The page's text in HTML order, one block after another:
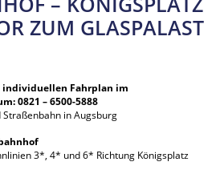
ZUM GLASPALAST
individuellen Fahrplan im
0821 – 6500-5888
Straßenbahn in Augsburg
3*, 4* und 6* Richtung Königsplatz